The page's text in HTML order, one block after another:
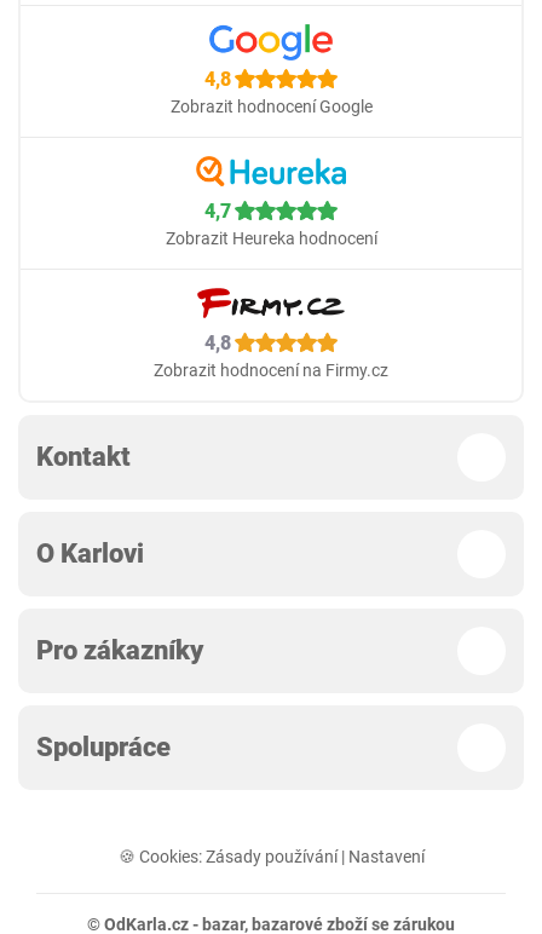
4,8
Zobrazit hodnocení Google
4,7
Zobrazit Heureka hodnocení
4,8
Zobrazit hodnocení na Firmy.cz
Kontakt
O Karlovi
Pro zákazníky
Spolupráce
🍪 Cookies:Zásady používání| Nastavení
© OdKarla.cz -bazar, bazarové zboží se zárukou